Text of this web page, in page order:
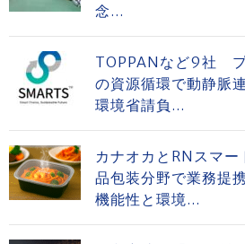
念...
TOPPANなど9社
の資源循環で動静脈
環境省請負...
カナオカとRNスマ
品包装分野で業務提
機能性と環境...